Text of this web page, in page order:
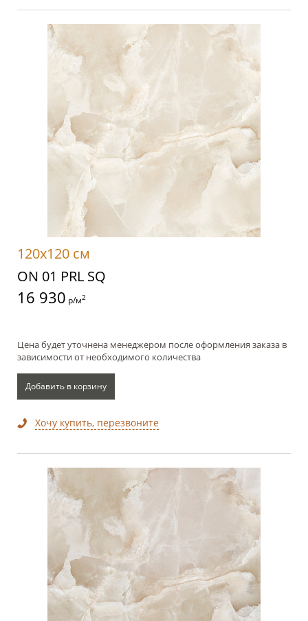
120x120 см
ON 01 PRL SQ
16 930 р/м2
Цена будет уточнена менеджером после оформления заказа в
зависимости от необходимого количества
Добавить в корзину
Хочу купить, перезвоните